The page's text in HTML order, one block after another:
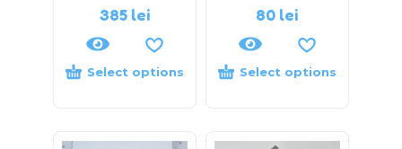
385 lei
Select options
80 lei
Select options